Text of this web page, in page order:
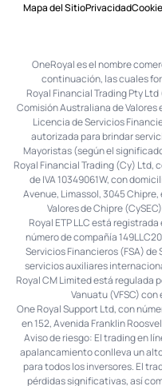
Mapa del SitioPrivacidad
OneRoyal es el nombre
continuación, las cuales
Royal Financial Trading Pty
Comisión Australiana de Valores
Licencia de Servicios
autorizada para brindar
Mayoristas (según el
Royal Financial Trading (Cy) Ltd,
de IVA 10349061W, con
Avenue, Limassol, 3045
Valores de Chipre
Royal ETP LLC está
número de compañía
Servicios Financieros (FSA) de
servicios auxiliares
Royal CM Limited está regulada
Vanuatu (VFSC)
One Royal Support Ltd, con
en 152, Avenida Franklin
Aviso de riesgo: El trading en
apalancamiento conlleva un
para todos los inversores. El
pérdidas significativas, así